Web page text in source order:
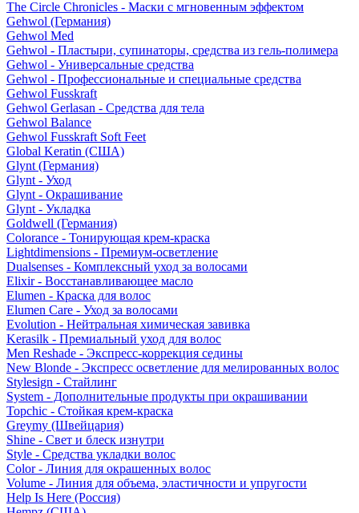
The Circle Chronicles - Маски с мгновенным эффектом
Gehwol (Германия)
Gehwol Med
Gehwol - Пластыри, супинаторы, средства из гель-полимера
Gehwol - Универсальные средства
Gehwol - Профессиональные и специальные средства
Gehwol Fusskraft
Gehwol Gerlasan - Средства для тела
Gehwol Balance
Gehwol Fusskraft Soft Feet
Global Keratin (США)
Glynt (Германия)
Glynt - Уход
Glynt - Окрашивание
Glynt - Укладка
Goldwell (Германия)
Colorance - Тонирующая крем-краска
Lightdimensions - Премиум-осветление
Dualsenses - Комплексный уход за волосами
Elixir - Восстанавливающее масло
Elumen - Краска для волос
Elumen Care - Уход за волосами
Evolution - Нейтральная химическая завивка
Kerasilk - Премиальный уход для волос
Men Reshade - Экспресс-коррекция седины
New Blonde - Экспресс осветление для мелированных волос
Stylesign - Стайлинг
System - Дополнительные продукты при окрашивании
Topchic - Стойкая крем-краска
Greymy (Швейцария)
Shine - Свет и блеск изнутри
Style - Средства укладки волос
Color - Линия для окрашенных волос
Volume - Линия для объема, эластичности и упругости
Help Is Here (Россия)